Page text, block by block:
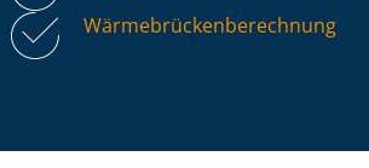
Wär­me­brü­cken­be­rech­nung